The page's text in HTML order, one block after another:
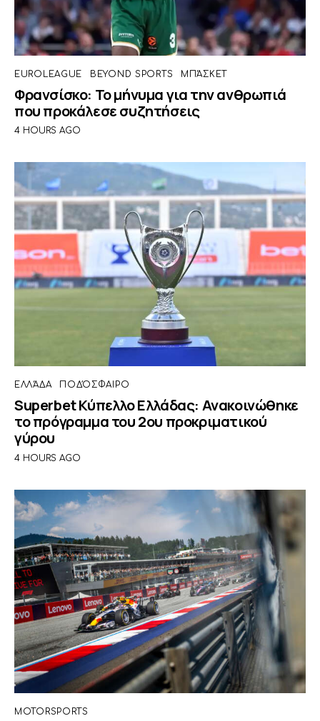
EUROLEAGUE BEYOND SPORTS ΜΠΆΣΚΕΤ
Φρανσίσκο: Το μήνυμα για την ανθρωπιά
που προκάλεσε συζητήσεις
4 HOURS AGO
ΕΛΛΆΔΑ ΠΟΔΌΣΦΑΙΡΟ
Superbet Κύπελλο Ελλάδας: Ανακοινώθηκε
το πρόγραμμα του 2ου προκριματικού
γύρου
4 HOURS AGO
MOTORSPORTS